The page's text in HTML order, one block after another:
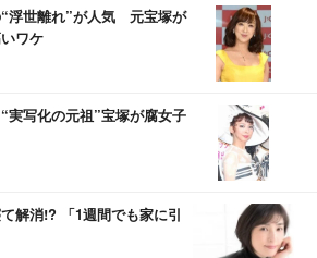
浮世離れ”が人気 元宝塚が
ワケ
写化の元祖”宝塚が腐女子
解消!? 「1週間でも家に引